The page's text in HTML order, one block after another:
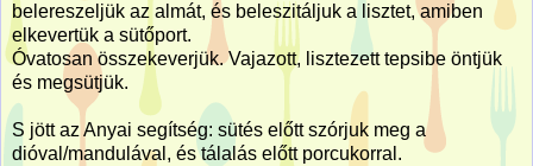
belereszeljük az almát, és beleszitáljuk a lisztet, amiben
elkevertük a sütőport.
Óvatosan összekeverjük. Vajazott, lisztezett tepsibe öntjük
és megsütjük.
S jött az Anyai segítség: sütés előtt szórjuk meg a
dióval/mandulával, és tálalás előtt porcukorral.